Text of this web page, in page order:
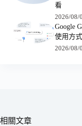
看
2026/08/
Google
使用方
2026/08/
相關文章